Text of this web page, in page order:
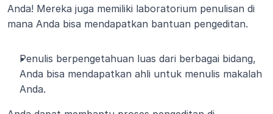
Anda! Mereka juga memiliki laboratorium penulisan di
mana Anda bisa mendapatkan bantuan pengeditan.
Penulis berpengetahuan luas dari berbagai bidang,
Anda bisa mendapatkan ahli untuk menulis makalah
Anda.